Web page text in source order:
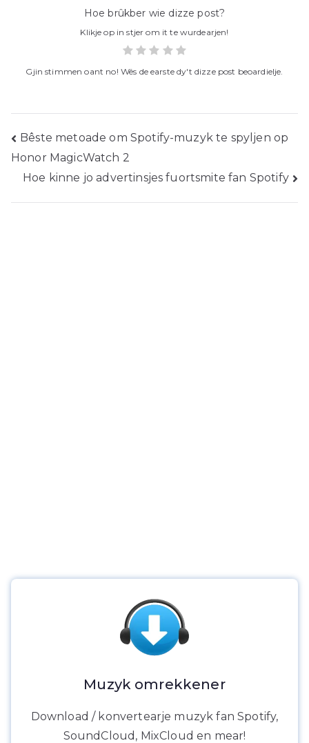
Hoe brûkber wie dizze post?
Klikje op in stjer om it te wurdearjen!
Gjin stimmen oant no! Wês de earste dy't dizze post beoardielje.
Post
navigaasje
Bêste metoade om Spotify-muzyk te spyljen op
Honor MagicWatch 2
Hoe kinne jo advertinsjes fuortsmite fan Spotify
Muzyk omrekkener
Download / konvertearje muzyk fan Spotify,
SoundCloud, MixCloud en mear!